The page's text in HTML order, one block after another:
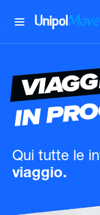
UnipolMove
IN
Qui tutte le
viaggio.